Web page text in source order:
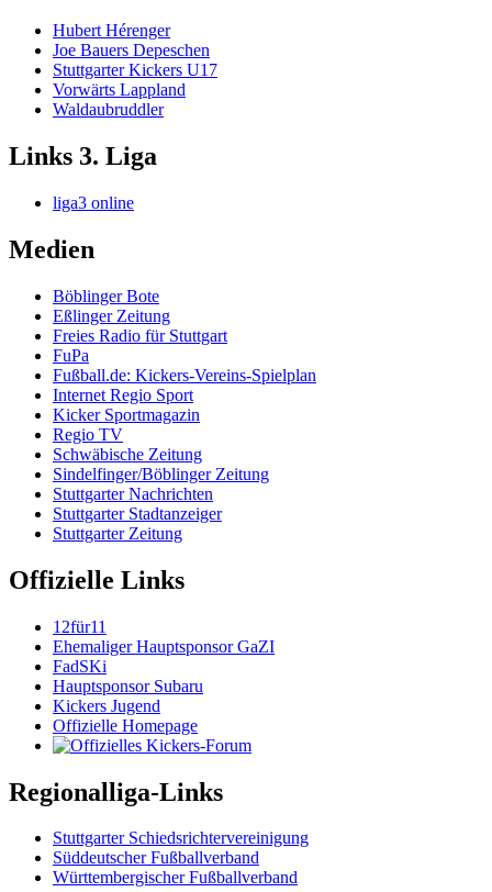
Hubert Hérenger
Joe Bauers Depeschen
Stuttgarter Kickers U17
Vorwärts Lappland
Waldaubruddler
Links 3. Liga
liga3 online
Medien
Böblinger Bote
Eßlinger Zeitung
Freies Radio für Stuttgart
FuPa
Fußball.de: Kickers-Vereins-Spielplan
Internet Regio Sport
Kicker Sportmagazin
Regio TV
Schwäbische Zeitung
Sindelfinger/Böblinger Zeitung
Stuttgarter Nachrichten
Stuttgarter Stadtanzeiger
Stuttgarter Zeitung
Offizielle Links
12für11
Ehemaliger Hauptsponsor GaZI
FadSKi
Hauptsponsor Subaru
Kickers Jugend
Offizielle Homepage
Regionalliga-Links
Stuttgarter Schiedsrichtervereinigung
Süddeutscher Fußballverband
Württembergischer Fußballverband